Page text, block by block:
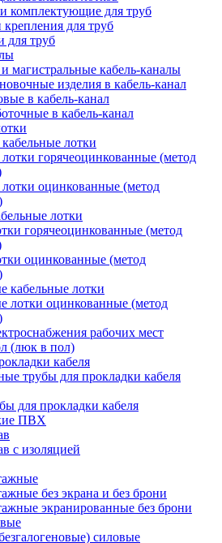
комплектующие для труб
для труб
для труб
магистральные кабель-каналы
изделия в кабель-канал
в кабель-канал
в кабель-канал
лотки
горячеоцинкованные (метод
оцинкованные (метод
лотки
горячеоцинкованные (метод
оцинкованные (метод
кабельные лотки
лотки оцинкованные (метод
рабочих мест
(люк в пол)
кабеля
трубы для прокладки кабеля
для прокладки кабеля
ПВХ
с изоляцией
без экрана и без брони
экранированные без брони
силовые